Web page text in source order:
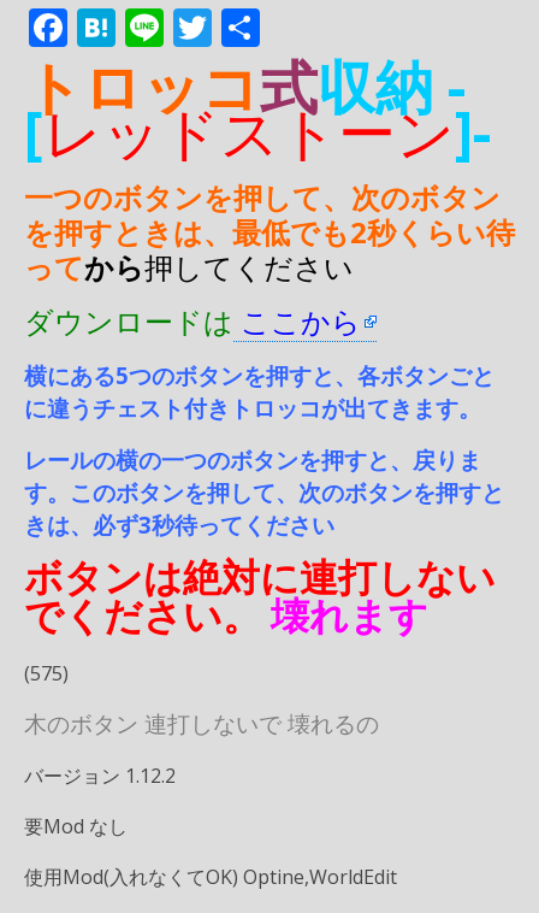
F
ac
e
b
o
o
k
H
at
e
n
a
Li
n
e
T
w
itt
er
有
トロッコ式収納 -
[レッドストーン]-
一つのボタンを押して、次のボタン
を押すときは、最低でも2秒くらい待
ってから押してください
ダウンロードは ここから
横にある5つのボタンを押すと、各ボタンごと
に違うチェスト付きトロッコが出てきます。
レールの横の一つのボタンを押すと、戻りま
す。このボタンを押して、次のボタンを押すと
きは、必ず3秒待ってください
ボタンは絶対に連打しない
でください。壊れます
(575)
木のボタン 連打しないで 壊れるの
バージョン 1.12.2
要Mod なし
使用Mod(入れなくてOK) Optifine,WorldEdit